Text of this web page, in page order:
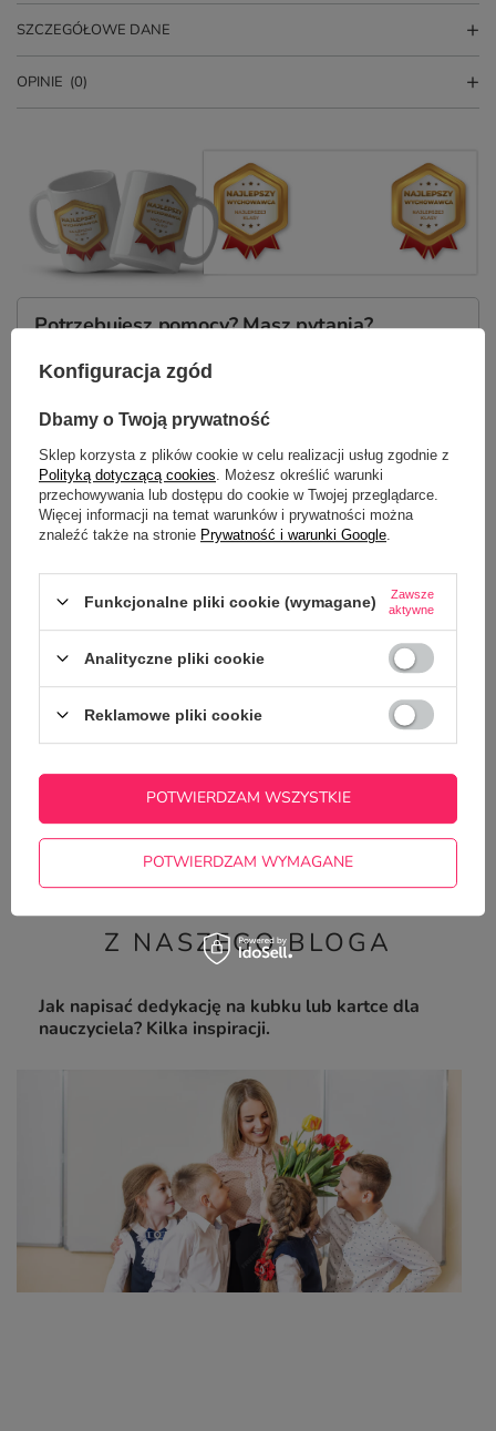
SZCZEGÓŁOWE DANE
OPINIE (0)
Potrzebujesz pomocy? Masz pytania?
niezwłocznie, najciekawsze pytania i
odpowiedzi publikując dla innych.
NAJCZĘŚCIEJ KUPOWANE Z
TYM TOWAREM
Kubek z nadrukiem - Najlepsza wychowawczyni
Prezent na Dzień Nauczyciela
22,50 zł / szt.
Kubek z nadrukiem
zrobię z Was ludzi,
22,50 zł
Z NASZEGO BLOGA
Jak napisać dedykację na kubku lub kartce dla
nauczyciela? Kilka inspiracji.
Konfiguracja zgód
Dbamy o Twoją prywatność
Sklep korzysta z plików cookie w celu realizacji usług zgodnie z
Polityką dotyczącą cookies . Możesz określić warunki
przechowywania lub dostępu do cookie w Twojej przeglądarce.
Więcej informacji na temat warunków i prywatności można
znaleźć także na stronie Prywatność i warunki Google
Funkcjonalne pliki cookie (wymagane)
Zawsze
aktywne
Analityczne pliki cookie
Reklamowe pliki cookie
POTWIERDZAM WYMAGANE
POTWIERDZAM WSZYSTKIE